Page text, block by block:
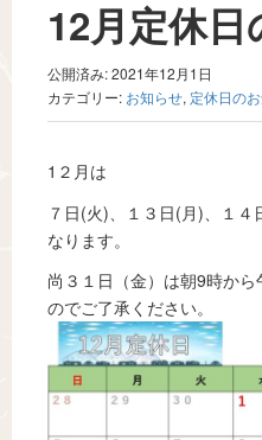
12月定休
公開済み: 2021年12月1日
カテゴリー: お知らせ, 定休日の
1２月は
７日(火)、１３日(月)、１
なります。
尚３１日（金）は朝9時か
のでご了承ください。